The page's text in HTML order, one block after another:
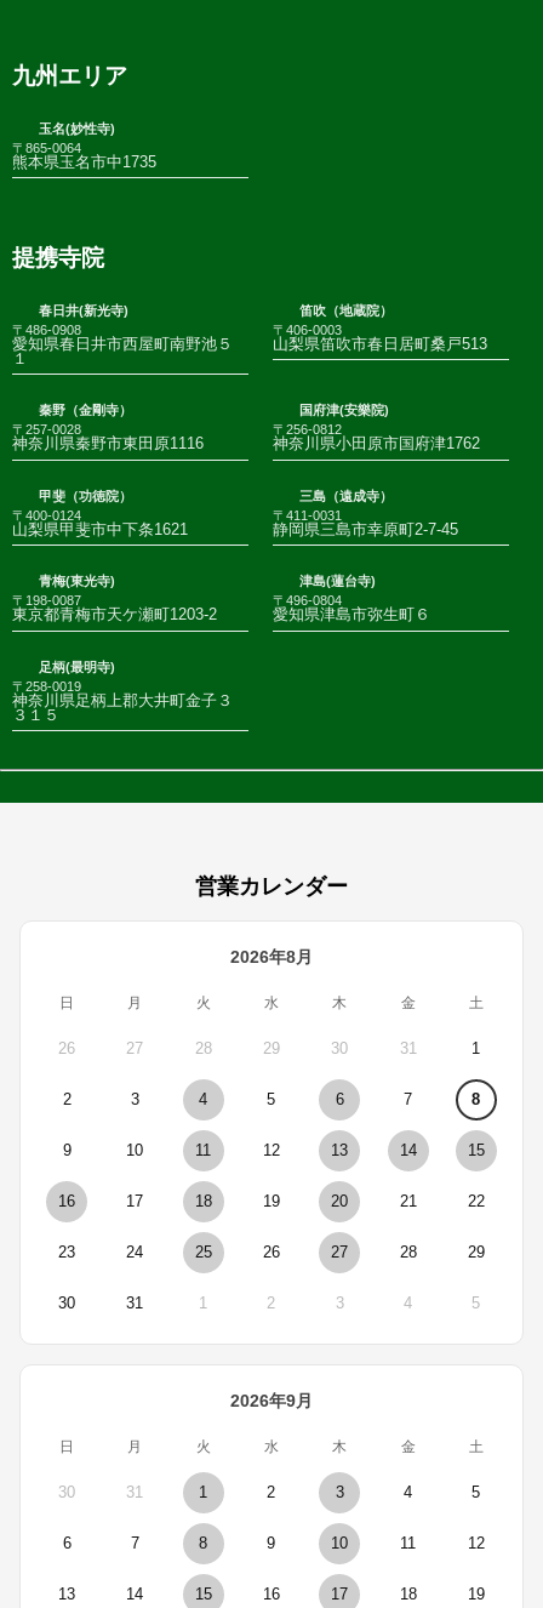
九州エリア
玉名(妙性寺)
〒865-0064
熊本県玉名市中1735
提携寺院
春日井(新光寺)
〒486-0908
愛知県春日井市西屋町南野池５
１
笛吹（地蔵院）
〒406-0003
山梨県笛吹市春日居町桑戸513
秦野（金剛寺）
〒257-0028
神奈川県秦野市東田原1116
国府津(安樂院)
〒256-0812
神奈川県小田原市国府津1762
甲斐（功徳院）
〒400-0124
山梨県甲斐市中下条1621
三島（遠成寺）
〒411-0031
静岡県三島市幸原町2-7-45
青梅(東光寺)
〒198-0087
東京都青梅市天ケ瀬町1203-2
津島(蓮台寺)
〒496-0804
愛知県津島市弥生町６
足柄(最明寺)
〒258-0019
神奈川県足柄上郡大井町金子３
３１５
営業カレンダー
2026年8月
日 月 火 水 木 金 土
26 27 28 29 30 31 1
2 3 4 5 6 7 8
9 10 11 12 13 14 15
16 17 18 19 20 21 22
23 24 25 26 27 28 29
30 31 1 2 3 4 5
2026年9月
日 月 火 水 木 金 土
30 31 1 2 3 4 5
6 7 8 9 10 11 12
13 14 15 16 17 18 19